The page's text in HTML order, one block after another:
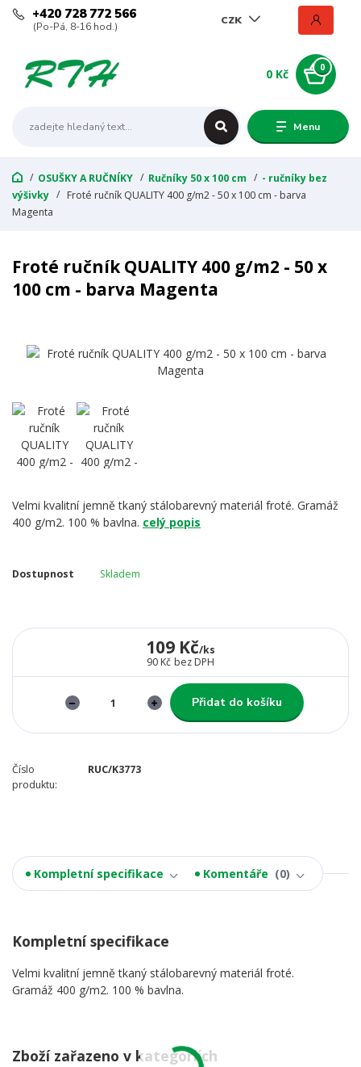
Menu
CZK
+420 728 772 566
(Po-Pá, 8-16 hod.)
0
0 Kč
OSUŠKY A RUČNÍKY Ručníky 50 x 100 cm
- ručníky bez
výšivky
Froté ručník QUALITY 400 g/m2 - 50 x 100 cm - barva
Magenta
Froté ručník QUALITY 400 g/m2 - 50 x
100 cm - barva Magenta
Velmi kvalitní jemně tkaný stálobarevný materiál froté. Gramáž
400 g/m2. 100 % bavlna. celý popis
Dostupnost Skladem
109 Kč/ks
90 Kč bez DPH
Přidat do košíku
Číslo
produktu:
RUC/K3773
Kompletní specifikace Komentáře 0
Kompletní specifikace
Velmi kvalitní jemně tkaný stálobarevný materiál froté.
Gramáž 400 g/m2. 100 % bavlna.
Zboží zařazeno v kategoriích